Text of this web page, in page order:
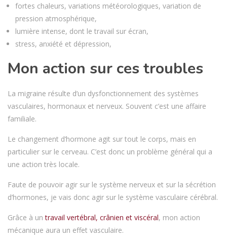
fortes chaleurs, variations météorologiques, variation de
pression atmosphérique,
lumière intense, dont le travail sur écran,
stress, anxiété et dépression,
Mon action sur ces troubles
La migraine résulte d’un dysfonctionnement des systèmes
vasculaires, hormonaux et nerveux. Souvent c’est une affaire
familiale.
Le changement d’hormone agit sur tout le corps, mais en
particulier sur le cerveau. C’est donc un problème général qui a
une action très locale.
Faute de pouvoir agir sur le système nerveux et sur la sécrétion
d’hormones, je vais donc agir sur le système vasculaire cérébral.
Grâce à untravail vertébral, crânien et viscéral, mon action
mécanique aura un effet vasculaire.